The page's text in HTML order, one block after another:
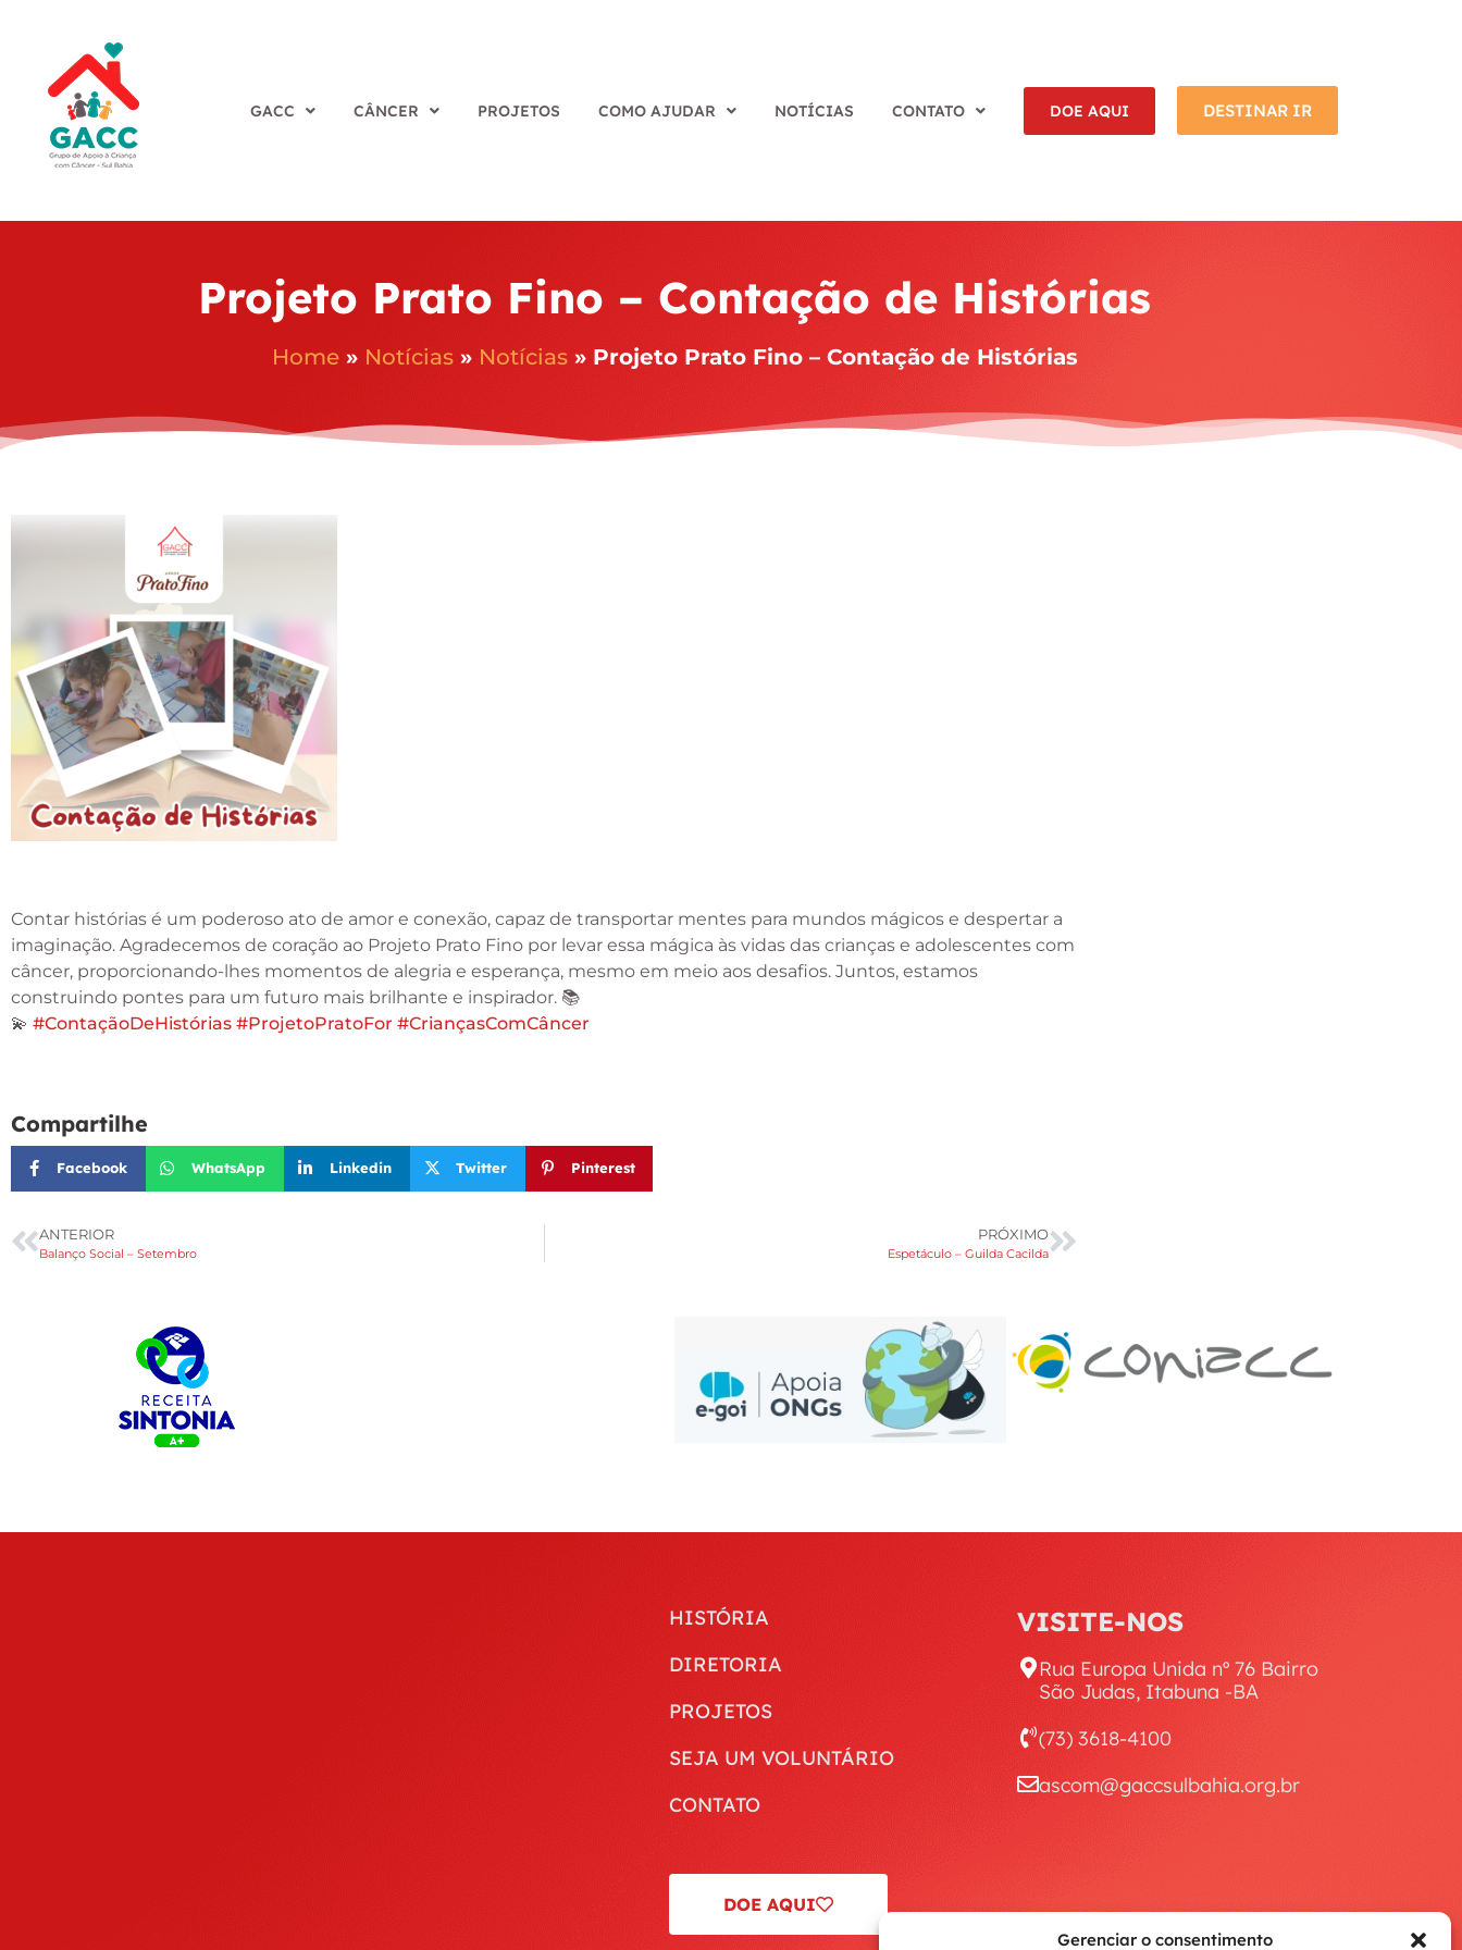
Gerenciar o consentimento
GACC CÂNCER PROJETOS COMO AJUDAR NOTÍCIAS CONTATO DOE AQUI DESTINAR IR
Projeto Prato Fino – Contação de Histórias
Home» Notícias» Notícias» Projeto Prato Fino – Contação de Histórias
Contar histórias é um poderoso ato de amor e conexão, capaz de transportar mentes para mundos mágicos e despertar a
imaginação. Agradecemos de coração ao Projeto Prato Fino por levar essa mágica às vidas das crianças e adolescentes com
câncer, proporcionando-lhes momentos de alegria e esperança, mesmo em meio aos desafios. Juntos, estamos
construindo pontes para um futuro mais brilhante e inspirador. 📚
💫 #ContaçãoDeHistórias #ProjetoPratoFor #CriançasComCâncer
Compartilhe
Facebook WhatsApp Linkedin Twitter Pinterest
ANTERIOR
Balanço Social – Setembro
PRÓXIMO
Espetáculo – Guilda Cacilda
HISTÓRIA
DIRETORIA
PROJETOS
SEJA UM VOLUNTÁRIO
CONTATO
DOE AQUI
VISITE-NOS
Rua Europa Unida nº 76 Bairro
São Judas, Itabuna -BA
(73) 3618-4100
ascom@gaccsulbahia.org.br